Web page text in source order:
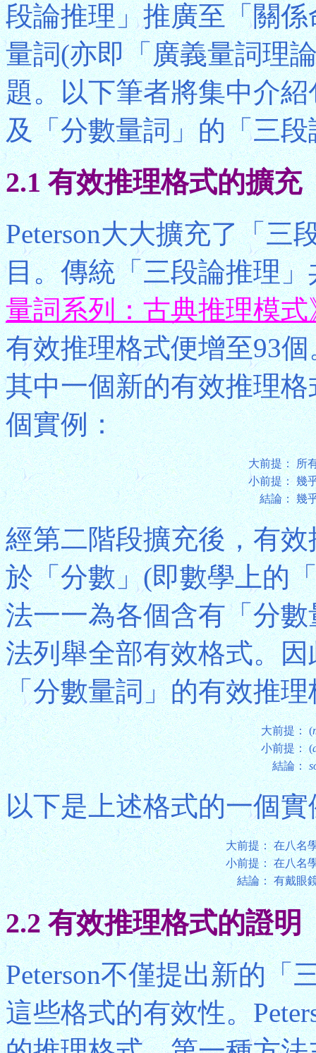
段論推理」推廣至「關
量詞(亦即「廣義量詞理
題。以下筆者將集中介
及「分數量詞」的「三
2.1 有效推理格式的擴充
Peterson大大擴充了「三
目。傳統「三段論推理
量詞系列：古典推理模式
有效推理格式便增至93
其中一個新的有效推理
個實例：
大前提： 所
小前提： 幾
結論： 幾
經第二階段擴充後，有
於「分數」(即數學上的
法一一為各個含有「分
法列舉全部有效格式。因
「分數量詞」的有效推
大前提： (
小前提： (
結論：
以下是上述格式的一個實
大前提： 在八名
小前提： 在八名
結論： 有戴眼
2.2 有效推理格式的證明
Peterson不僅提出新的「
這些格式的有效性。